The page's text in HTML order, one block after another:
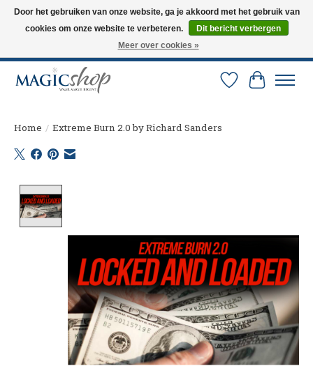
Altijd de nieuwste trucs op voorraad. Snelle verzending via PostNL en DHL.
Langskomen in onze winkel? Bel of mail om een afspraak te maken. 0251-
Verlanglijst
Home / Extreme Burn 2.0 by Richard Sanders
Door het gebruiken van onze website, ga je akkoord met het gebruik van
cookies om onze website te verbeteren.
Dit bericht verbergen
Meer over cookies »